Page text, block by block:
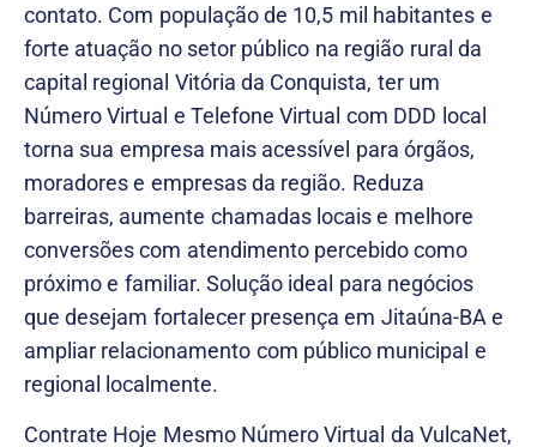
contato. Com população de 10,5 mil habitantes e
forte atuação no setor público na região rural da
capital regional Vitória da Conquista, ter um
Número Virtual e Telefone Virtual com DDD local
torna sua empresa mais acessível para órgãos,
moradores e empresas da região. Reduza
barreiras, aumente chamadas locais e melhore
conversões com atendimento percebido como
próximo e familiar. Solução ideal para negócios
que desejam fortalecer presença em Jitaúna-BA e
ampliar relacionamento com público municipal e
regional localmente.
Contrate Hoje Mesmo Número Virtual da VulcaNet,